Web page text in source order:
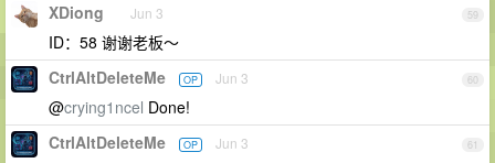
59
XDiong Jun 3
ID：58 谢谢老板～
60
CtrlAltDeleteMe OP Jun 3
@crying1ncel Done!
61
CtrlAltDeleteMe OP Jun 3